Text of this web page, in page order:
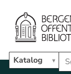
Hopp til
Søk i biblioteket
Katalog